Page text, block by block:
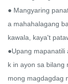
● Mangyaring
a mahahalagang
kawala, kaya't
●Upang
k in ayon sa bilang
mong magdagdag